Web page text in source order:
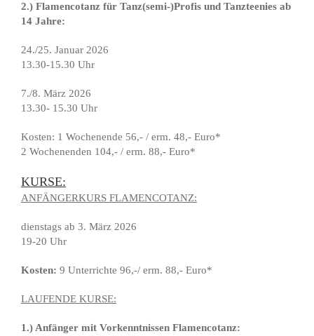
2.) Flamencotanz für Tanz(semi-)Profis und Tanzteenies ab
14 Jahre:
24./25. Januar 2026
13.30-15.30 Uhr
7./8. März 2026
13.30- 15.30 Uhr
Kosten: 1 Wochenende 56,- / erm. 48,- Euro*
2 Wochenenden 104,- / erm. 88,- Euro*
KURSE:
ANFÄNGERKURS FLAMENCOTANZ:
dienstags ab 3. März 2026
19-20 Uhr
Kosten: 9 Unterrichte 96,-/ erm. 88,- Euro*
LAUFENDE KURSE:
1.) Anfänger mit Vorkenntnissen Flamencotanz: